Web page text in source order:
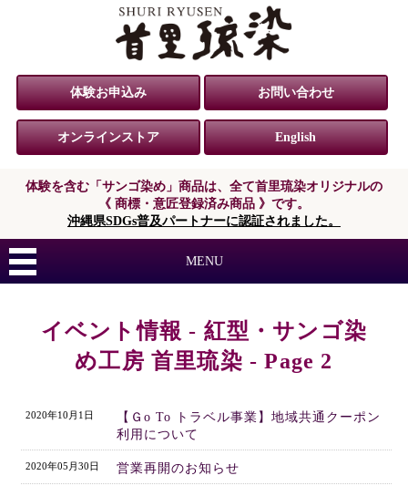
体験お申込み お問い合わせ
オンラインストア English
体験を含む「サンゴ染め」商品は、 全て首里琉染オリジナルの
《 商標・意匠登録済み商品 》です。
沖縄県SDGs普及パートナーに認証されました。
MENU
イベント情報 - 紅型・サンゴ染
め工房 首里琉染 - Page 2
2020年10月1日
【Ｇo To トラベル事業】地域共通クーポン
利用について
2020年05月30日 営業再開のお知らせ